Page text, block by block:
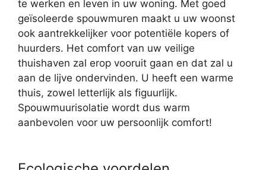
te werken en leven in uw woning. Met goed
geïsoleerde spouwmuren maakt u uw woonst
ook aantrekkelijker voor potentiële kopers of
huurders. Het comfort van uw veilige
thuishaven zal erop vooruit gaan en dat zal u
aan de lijve ondervinden. U heeft een warme
thuis, zowel letterlijk als figuurlijk.
Spouwmuurisolatie wordt dus warm
aanbevolen voor uw persoonlijk comfort!